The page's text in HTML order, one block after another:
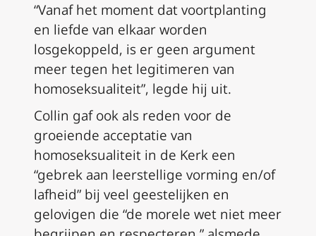
“Vanaf het moment dat voortplanting
en liefde van elkaar worden
losgekoppeld, is er geen argument
meer tegen het legitimeren van
homoseksualiteit”, legde hij uit.
Collin gaf ook als reden voor de
groeiende acceptatie van
homoseksualiteit in de Kerk een
“gebrek aan leerstellige vorming en/of
lafheid” bij veel geestelijken en
gelovigen die “de morele wet niet meer